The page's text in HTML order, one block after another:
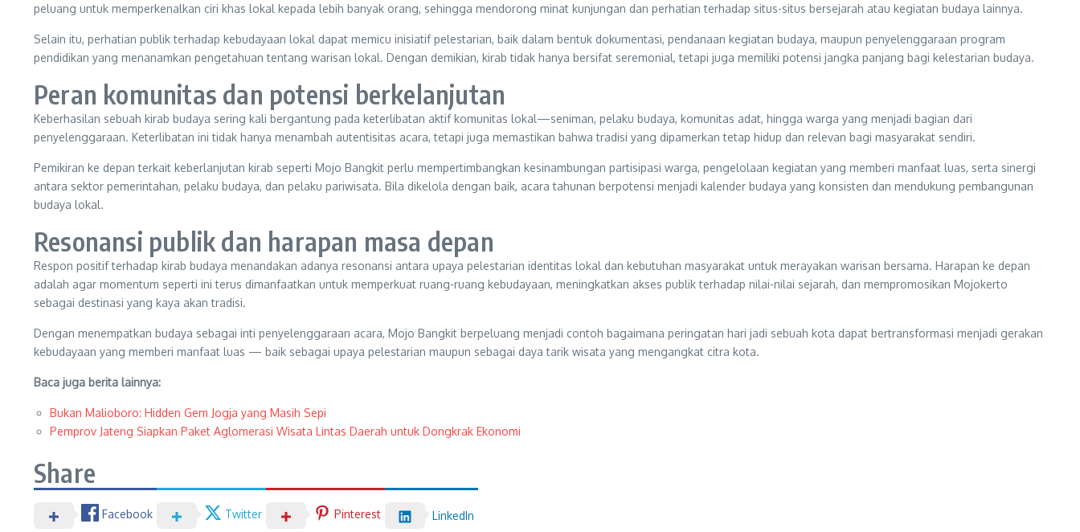
peluang untuk memperkenalkan ciri khas lokal kepada lebih banyak orang, sehingga mendorong minat kunjungan dan perhatian terhadap situs-situs bersejarah atau kegiatan budaya lainnya.
Selain itu, perhatian publik terhadap kebudayaan lokal dapat memicu inisiatif pelestarian, baik dalam bentuk dokumentasi, pendanaan kegiatan budaya, maupun penyelenggaraan program
pendidikan yang menanamkan pengetahuan tentang warisan lokal. Dengan demikian, kirab tidak hanya bersifat seremonial, tetapi juga memiliki potensi jangka panjang bagi kelestarian budaya.
Peran komunitas dan potensi berkelanjutan
Keberhasilan sebuah kirab budaya sering kali bergantung pada keterlibatan aktif komunitas lokal—seniman, pelaku budaya, komunitas adat, hingga warga yang menjadi bagian dari
penyelenggaraan. Keterlibatan ini tidak hanya menambah autentisitas acara, tetapi juga memastikan bahwa tradisi yang dipamerkan tetap hidup dan relevan bagi masyarakat sendiri.
Pemikiran ke depan terkait keberlanjutan kirab seperti Mojo Bangkit perlu mempertimbangkan kesinambungan partisipasi warga, pengelolaan kegiatan yang memberi manfaat luas, serta sinergi
antara sektor pemerintahan, pelaku budaya, dan pelaku pariwisata. Bila dikelola dengan baik, acara tahunan berpotensi menjadi kalender budaya yang konsisten dan mendukung pembangunan
budaya lokal.
Resonansi publik dan harapan masa depan
Respon positif terhadap kirab budaya menandakan adanya resonansi antara upaya pelestarian identitas lokal dan kebutuhan masyarakat untuk merayakan warisan bersama. Harapan ke depan
adalah agar momentum seperti ini terus dimanfaatkan untuk memperkuat ruang-ruang kebudayaan, meningkatkan akses publik terhadap nilai-nilai sejarah, dan mempromosikan Mojokerto
sebagai destinasi yang kaya akan tradisi.
Dengan menempatkan budaya sebagai inti penyelenggaraan acara, Mojo Bangkit berpeluang menjadi contoh bagaimana peringatan hari jadi sebuah kota dapat bertransformasi menjadi gerakan
kebudayaan yang memberi manfaat luas — baik sebagai upaya pelestarian maupun sebagai daya tarik wisata yang mengangkat citra kota.
Baca juga berita lainnya:
Bukan Malioboro: Hidden Gem Jogja yang Masih Sepi
Pemprov Jateng Siapkan Paket Aglomerasi Wisata Lintas Daerah untuk Dongkrak Ekonomi
Share
Facebook Twitter Pinterest LinkedIn